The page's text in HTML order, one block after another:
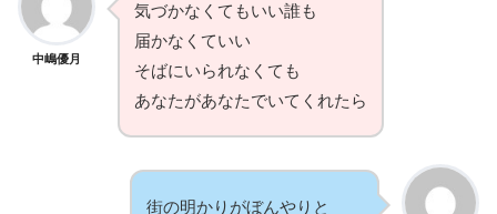
中嶋優月
気づかなくてもいい誰も
届かなくていい
そばにいられなくても
あなたがあなたでいてくれたら
街の明かりがぼんやりと